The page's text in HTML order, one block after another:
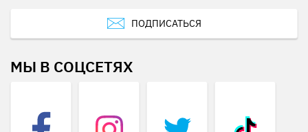
ПОДПИСАТЬСЯ
МЫ В СОЦСЕТЯХ